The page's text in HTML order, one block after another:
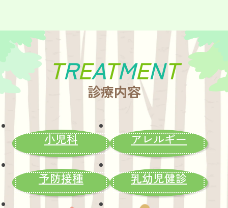
診療内容
TREATMENT
小児科 アレルギー
予防接種 乳幼児健診